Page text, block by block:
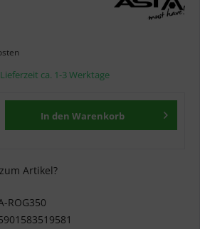
ca. 1-3 Werktage
In den Warenkorb
Artikel?
ROG350